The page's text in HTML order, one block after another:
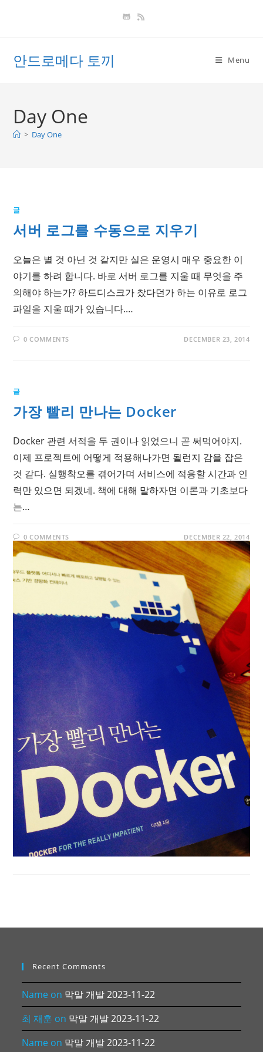
안드로메다 토끼 Menu
Day One
> Day One
글
서버 로그를 수동으로 지우기
오늘은 별 것 아닌 것 같지만 실은 운영시 매우 중요한 이
야기를 하려 합니다. 바로 서버 로그를 지울 때 무엇을 주
의해야 하는가? 하드디스크가 찼다던가 하는 이유로 로그
파일을 지울 때가 있습니다.…
0 COMMENTS DECEMBER 23, 2014
글
가장 빨리 만나는 Docker
Docker 관련 서적을 두 권이나 읽었으니 곧 써먹어야지.
이제 프로젝트에 어떻게 적용해나가면 될런지 감을 잡은
것 같다. 실행착오를 겪어가며 서비스에 적용할 시간과 인
력만 있으면 되겠네. 책에 대해 말하자면 이론과 기초보다
는…
0 COMMENTS DECEMBER 22, 2014
Recent Comments
Name on 막말 개발 2023-11-22
최 재훈 on 막말 개발 2023-11-22
Name on 막말 개발 2023-11-22